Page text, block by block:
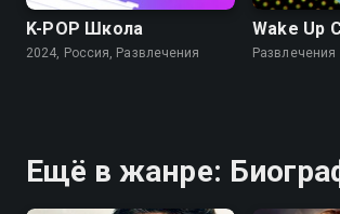
K-PОР Школа
2024, Россия, Развлечения
Wake Up
Развлечения
Ещё в жанре: